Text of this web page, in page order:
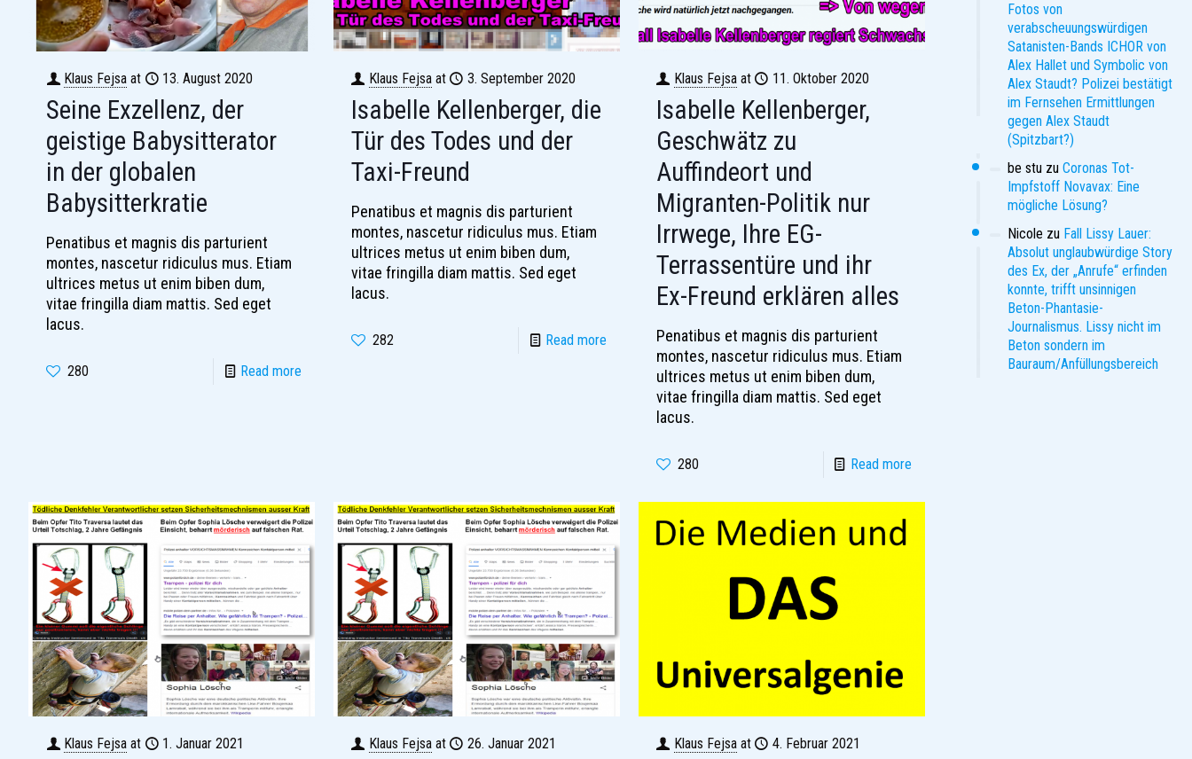
Klaus Fejsa at 13. August 2020
Seine Exzellenz, der
geistige Babysitterator
in der globalen
Babysitterkratie
Penatibus et magnis dis parturient
montes, nascetur ridiculus mus. Etiam
ultrices metus ut enim biben dum,
vitae fringilla diam mattis. Sed eget
lacus.
280 Read more
Klaus Fejsa at 3. September 2020
Isabelle Kellenberger, die
Tür des Todes und der
Taxi-Freund
Penatibus et magnis dis parturient
montes, nascetur ridiculus mus. Etiam
ultrices metus ut enim biben dum,
vitae fringilla diam mattis. Sed eget
lacus.
282 Read more
Klaus Fejsa at 11. Oktober 2020
Isabelle Kellenberger,
Geschwätz zu
Auffindeort und
Migranten-Politik nur
Irrwege, Ihre EG-
Terrassentüre und ihr
Ex-Freund erklären alles
Penatibus et magnis dis parturient
montes, nascetur ridiculus mus. Etiam
ultrices metus ut enim biben dum,
vitae fringilla diam mattis. Sed eget
lacus.
280 Read more
Klaus Fejsa at 1. Januar 2021 Klaus Fejsa at 26. Januar 2021 Klaus Fejsa at 4. Februar 2021
Fotos von
verabscheuungswürdigen
Satanisten-Bands ICHOR von
Alex Hallet und Symbolic von
Alex Staudt? Polizei bestätigt
im Fernsehen Ermittlungen
gegen Alex Staudt
(Spitzbart?)
be stu zuCoronas Tot-
Impfstoff Novavax: Eine
mögliche Lösung?
Nicole zu Fall Lissy Lauer:
Absolut unglaubwürdige Story
des Ex, der „Anrufe“ erfinden
konnte, trifft unsinnigen
Beton-Phantasie-
Journalismus. Lissy nicht im
Beton sondern im
Bauraum/Anfüllungsbereich